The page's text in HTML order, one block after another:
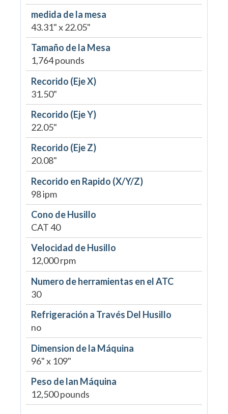
medida de la mesa
43.31" x 22.05"
Tamaño de la Mesa
1,764 pounds
Recorido (Eje X)
31.50"
Recorido (Eje Y)
22.05"
Recorido (Eje Z)
20.08"
Recorido en Rapido (X/Y/Z)
98 ipm
Cono de Husillo
CAT 40
Velocidad de Husillo
12,000 rpm
Numero de herramientas en el ATC
30
Refrigeración a Través Del Husillo
no
Dimension de la Máquina
96" x 109"
Peso de lan Máquina
12,500 pounds